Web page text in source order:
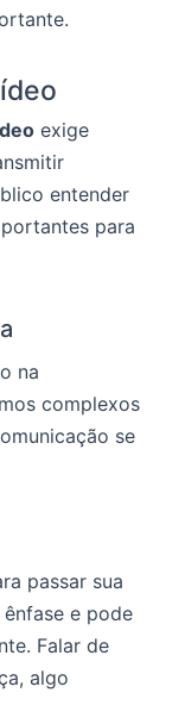
exige
entender
para
na
complexos
se
passar sua
e pode
Falar de
algo